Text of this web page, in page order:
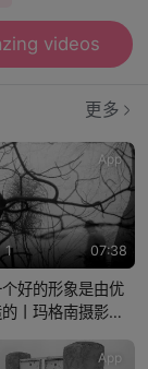
videos
更多
1 07:38
App
个好的形象是由优
丨玛格南摄影大
App